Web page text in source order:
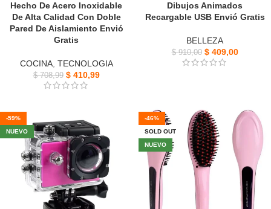
Hecho De Acero Inoxidable
De Alta Calidad Con Doble
Pared De Aislamiento Envió
Gratis
COCINA, TECNOLOGIA
$708,99 $410,99
Dibujos Animados
Recargable USB Envió Gratis
BELLEZA
$910,00 $409,00
-59%
NUEVO
-46%
SOLD OUT
NUEVO